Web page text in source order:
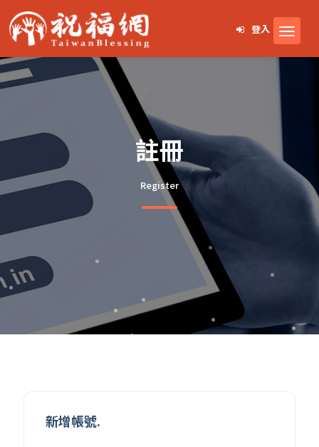
登入
註冊
Register
新增帳號.